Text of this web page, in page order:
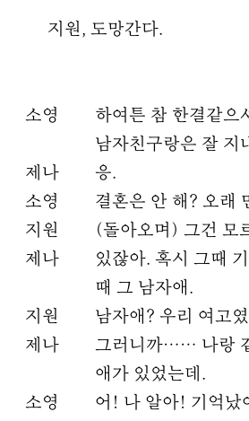
지원, 도망간다.
소영
하여튼 참 한결같으
남자친구랑은 잘 지
제나
응.
소영
결혼은 안 해? 오래
지원
(돌아오며) 그건 모
제나
있잖아. 혹시 그때
때 그 남자애.
지원
남자애? 우리 여고
제나
그러니까…… 나랑
애가 있었는데.
소영
어! 나 알아! 기억났